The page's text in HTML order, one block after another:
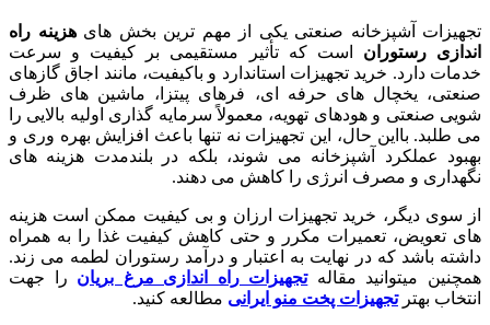
تجهیزات آشپزخانه صنعتی یکی از مهم ترین بخش هایهزینه راه
اندازی رستوران است که تأثیر مستقیمی بر کیفیت و سرعت
خدمات دارد. خرید تجهیزات استاندارد و باکیفیت، مانند اجاق گازهای
صنعتی، یخچال های حرفه ای، فرهای پیتزا، ماشین های ظرف
شویی صنعتی و هودهای تهویه، معمولاً سرمایه گذاری اولیه بالایی را
می طلبد. بااین حال، این تجهیزات نه تنها باعث افزایش بهره وری و
بهبود عملکرد آشپزخانه می شوند، بلکه در بلندمدت هزینه های
نگهداری و مصرف انرژی را کاهش می دهند.
از سوی دیگر، خرید تجهیزات ارزان و بی کیفیت ممکن است هزینه
های تعویض، تعمیرات مکرر و حتی کاهش کیفیت غذا را به همراه
داشته باشد که در نهایت به اعتبار و درآمد رستوران لطمه می زند.
همچنین میتوانید مقالهتجهیزات راه اندازی مرغ بریان را جهت
انتخاب بهترتجهیزات پخت منو ایرانی مطالعه کنید.